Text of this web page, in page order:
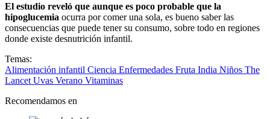
El estudio reveló que aunque es poco probable que la
hipoglucemia ocurra por comer una sola, es bueno saber las
consecuencias que puede tener su consumo, sobre todo en regiones
donde existe desnutrición infantil.
Temas:
Alimentación infantil Ciencia Enfermedades Fruta India Niños The
Lancet Uvas Verano Vitaminas
Recomendamos en